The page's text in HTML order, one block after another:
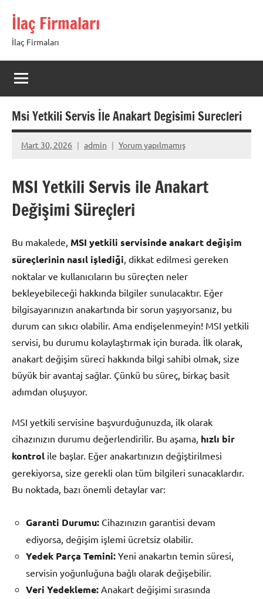
İlaç Firmaları
İlaç Firmaları
Msi Yetkili Servis İle Anakart Degisimi Surecleri
Mart 30, 2026 admin Yorum yapılmamış
MSI Yetkili Servis ile Anakart
Değişimi Süreçleri
Bu makalede, MSI yetkili servisinde anakart değişim
süreçlerinin nasıl işlediği , dikkat edilmesi gereken
noktalar ve kullanıcıların bu süreçten neler
bekleyebileceği hakkında bilgiler sunulacaktır. Eğer
bilgisayarınızın anakartında bir sorun yaşıyorsanız, bu
durum can sıkıcı olabilir. Ama endişelenmeyin! MSI yetkili
servisi, bu durumu kolaylaştırmak için burada. İlk olarak,
anakart değişim süreci hakkında bilgi sahibi olmak, size
büyük bir avantaj sağlar. Çünkü bu süreç, birkaç basit
adımdan oluşuyor.
MSI yetkili servisine başvurduğunuzda, ilk olarak
cihazınızın durumu değerlendirilir. Bu aşama, hızlı bir
kontrol ile başlar. Eğer anakartınızın değiştirilmesi
gerekiyorsa, size gerekli olan tüm bilgileri sunacaklardır.
Bu noktada, bazı önemli detaylar var:
Garanti Durumu: Cihazınızın garantisi devam
ediyorsa, değişim işlemi ücretsiz olabilir.
Yedek Parça Temini: Yeni anakartın temin süresi,
servisin yoğunluğuna bağlı olarak değişebilir.
Veri Yedekleme: Anakart değişimi sırasında